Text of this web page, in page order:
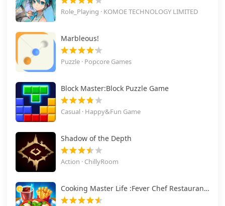
Role_Playing · KOMOE TECHNOLOGY LIMITED
Marbleous!
Puzzle · Popcore Games
Block Master:Block Puzzle Game
Casual · Happy&Fun Game
Shadow of the Depth
Action · ChillyRoom
Cooking Master Life :Fever Chef Restaurant Cooking